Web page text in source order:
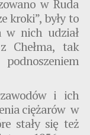
w Ruda
kroki”, były to
w nich udział
Chełma, tak
i ich
ciężarów w
stały się też